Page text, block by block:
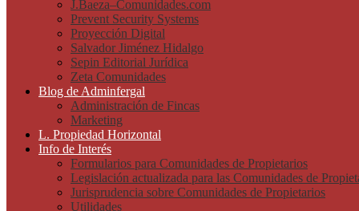
J.Baeza–Comunidades.com
Prevent Security Systems
Proyección Digital
Salvador Jiménez Hidalgo
Sepin Editorial Jurídica
Zeta Comunidades
Blog de Adminfergal
Administración de Fincas
Marketing
L. Propiedad Horizontal
Info de Interés
Formularios para Comunidades de Propietarios
Legislación actualizada para las Comunidades de
Jurisprudencia sobre Comunidades de Propietarios
Utilidades